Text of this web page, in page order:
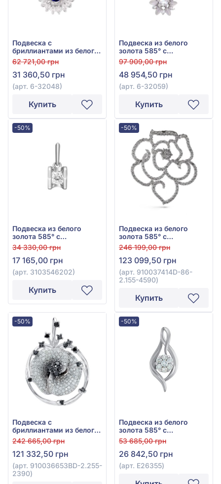
Подвеска с
бриллиантами из белого
золота 585° с синим
сапфиром 0,42ct и
бриллиантом 0,23ct, арт.
6-32048
62 721,00 грн
31 360,50 грн
(арт. 6-32048)
Купить
Подвеска из белого
золота 585° с
бриллиантом 0,4ct, арт.
6-32059
97 909,00 грн
48 954,50 грн
(арт. 6-32059)
Купить
-50%
Подвеска из белого
золота 585° с
бриллиантом 0,13ct, арт.
3103546202
34 330,00 грн
17 165,00 грн
(арт. 3103546202)
Купить
-50%
Подвеска из белого
золота 585° с
бриллиантом 1,51ct, арт.
910037414D-86-2.155-
4590
246 199,00 грн
123 099,50 грн
(арт. 910037414D-86-
2.155-4590)
Купить
-50%
Подвеска с
бриллиантами из белого
золота 585°, прозрачный
бриллиант 0,67ct,
чёрный бриллиант
0,23ct, арт.
910036653BD-2.255-
2390
242 665,00 грн
121 332,50 грн
(арт. 910036653BD-2.255-
2390)
-50%
Подвеска из белого
золота 585° с
бриллиантом 0,19ct, арт.
E26355
53 685,00 грн
26 842,50 грн
(арт. E26355)